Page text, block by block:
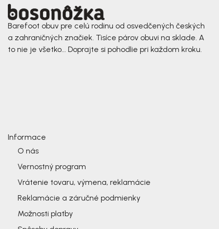
Barefoot obuv pre celú rodinu od osvedčených českých
a zahraničných značiek. Tisíce párov obuvi na sklade. A
to nie je všetko... Doprajte si pohodlie pri každom kroku.
Informace
O nás
Vernostný program
Vrátenie tovaru, výmena, reklamácie
Reklamácie a záručné podmienky
Možnosti platby